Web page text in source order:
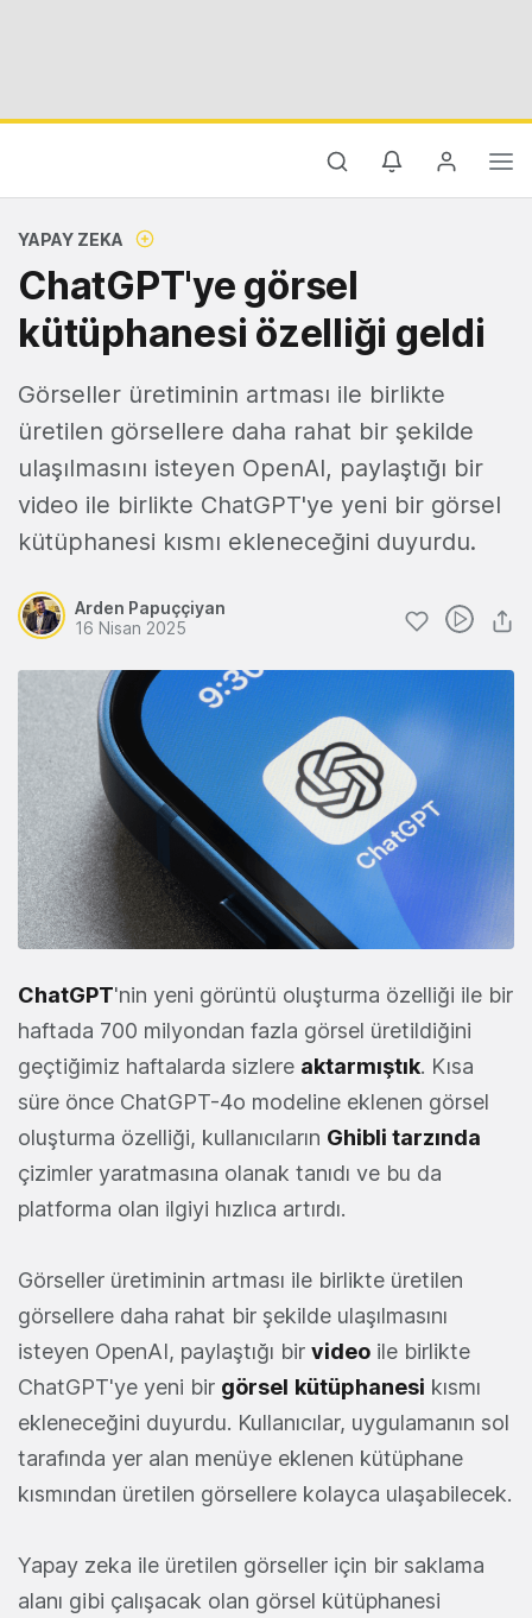
YAPAY ZEKA
ChatGPT'ye görsel
kütüphanesi özelliği geldi
Görseller üretiminin artması ile birlikte
üretilen görsellere daha rahat bir şekilde
ulaşılmasını isteyen OpenAI, paylaştığı bir
video ile birlikte ChatGPT'ye yeni bir görsel
kütüphanesi kısmı ekleneceğini duyurdu.
Arden Papuççiyan
16 Nisan 2025
ChatGPT'nin yeni görüntü oluşturma özelliği ile bir
haftada 700 milyondan fazla görsel üretildiğini
geçtiğimiz haftalarda sizlere aktarmıştık. Kısa
süre önce ChatGPT-4o modeline eklenen görsel
oluşturma özelliği, kullanıcıların Ghibli tarzında
çizimler yaratmasına olanak tanıdı ve bu da
platforma olan ilgiyi hızlıca artırdı.
Görseller üretiminin artması ile birlikte üretilen
görsellere daha rahat bir şekilde ulaşılmasını
isteyen OpenAI, paylaştığı bir video ile birlikte
ChatGPT'ye yeni bir görsel kütüphanesi kısmı
ekleneceğini duyurdu. Kullanıcılar, uygulamanın sol
tarafında yer alan menüye eklenen kütüphane
kısmından üretilen görsellere kolayca ulaşabilecek.
Yapay zeka ile üretilen görseller için bir saklama
alanı gibi çalışacak olan görsel kütüphanesi